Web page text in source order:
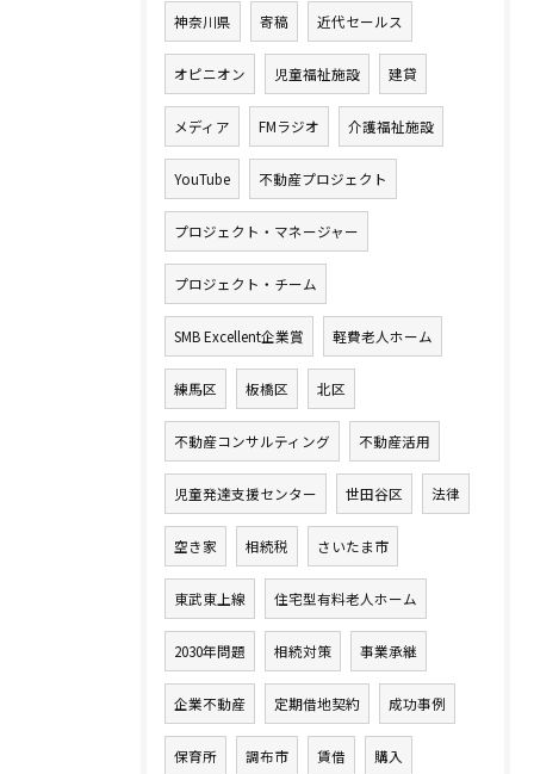
神奈川県 寄稿 近代セールス
オピニオン 児童福祉施設 建貸
メディア FMラジオ 介護福祉施設
YouTube 不動産プロジェクト
プロジェクト・マネージャー
プロジェクト・チーム
SMB Excellent企業賞 軽費老人ホーム
練馬区 板橋区 北区
不動産コンサルティング 不動産活用
児童発達支援センター 世田谷区 法律
空き家 相続税 さいたま市
東武東上線 住宅型有料老人ホーム
2030年問題 相続対策 事業承継
企業不動産 定期借地契約 成功事例
保育所 調布市 賃借 購入